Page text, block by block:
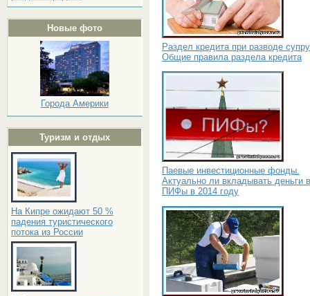
Новые фото
Города Америки
Туризм и отдых
На Кипре ожидают 50 %
падения туристического
потока из России
Раздел кредита при разводе
Общие правила раздела кредита
Паевые инвестиционные фонды.
Актуально ли вкладывать деньги в
ПИФы в 2014 году